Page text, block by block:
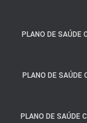
PLANO DE SAÚDE
PLANO DE SAÚDE
PLANO DE SAÚDE